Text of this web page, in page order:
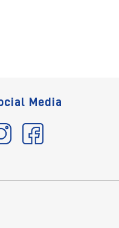
Media